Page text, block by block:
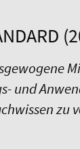
und
zu